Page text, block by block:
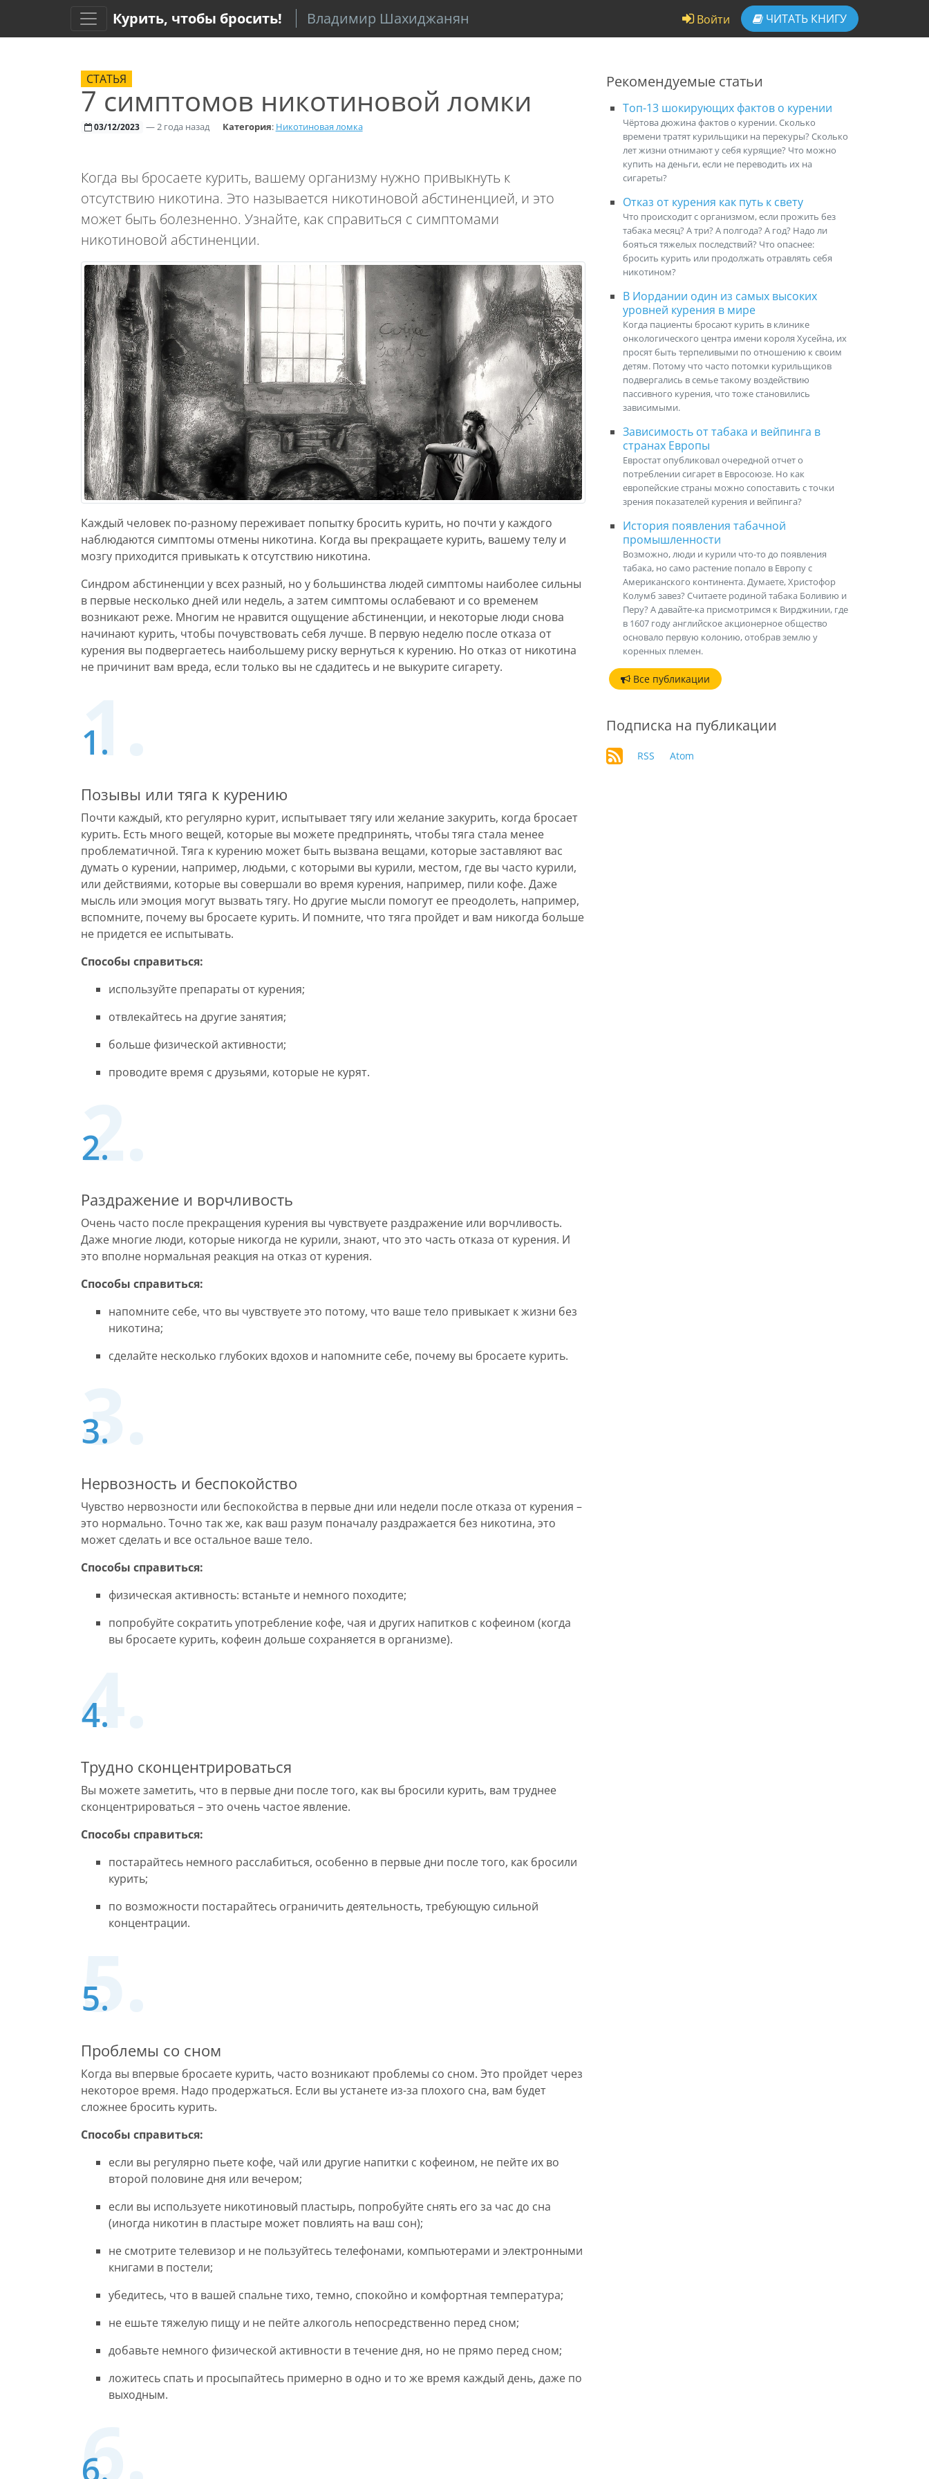
Курить, чтобы бросить! Владимир Шахиджанян Войти ЧИТАТЬ КНИГУ
СТАТЬЯ
7 симптомов никотиновой ломки
03/12/2023 —2 года назад Категория: Никотиновая ломка
Когда вы бросаете курить, вашему организму нужно привыкнуть к
отсутствию никотина. Это называется никотиновой абстиненцией, и это
может быть болезненно. Узнайте, как справиться с симптомами
никотиновой абстиненции.
Каждый человек по-разному переживает попытку бросить курить, но почти у каждого
наблюдаются симптомы отмены никотина. Когда вы прекращаете курить, вашему телу и
мозгу приходится привыкать к отсутствию никотина.
Синдром абстиненции у всех разный, но у большинства людей симптомы наиболее сильны
в первые несколько дней или недель, а затем симптомы ослабевают и со временем
возникают реже. Многим не нравится ощущение абстиненции, и некоторые люди снова
начинают курить, чтобы почувствовать себя лучше. В первую неделю после отказа от
курения вы подвергаетесь наибольшему риску вернуться к курению. Но отказ от никотина
не причинит вам вреда, если только вы не сдадитесь и не выкурите сигарету.
Позывы или тяга к курению
Почти каждый, кто регулярно курит, испытывает тягу или желание закурить, когда бросает
курить. Есть много вещей, которые вы можете предпринять, чтобы тяга стала менее
проблематичной. Тяга к курению может быть вызвана вещами, которые заставляют вас
думать о курении, например, людьми, с которыми вы курили, местом, где вы часто курили,
или действиями, которые вы совершали во время курения, например, пили кофе. Даже
мысль или эмоция могут вызвать тягу. Но другие мысли помогут ее преодолеть, например,
вспомните, почему вы бросаете курить. И помните, что тяга пройдет и вам никогда больше
не придется ее испытывать.
Способы справиться:
используйте препараты от курения;
отвлекайтесь на другие занятия;
больше физической активности;
проводите время с друзьями, которые не курят.
Раздражение и ворчливость
Очень часто после прекращения курения вы чувствуете раздражение или ворчливость.
Даже многие люди, которые никогда не курили, знают, что это часть отказа от курения. И
это вполне нормальная реакция на отказ от курения.
Способы справиться:
напомните себе, что вы чувствуете это потому, что ваше тело привыкает к жизни без
никотина;
сделайте несколько глубоких вдохов и напомните себе, почему вы бросаете курить.
Нервозность и беспокойство
Чувство нервозности или беспокойства в первые дни или недели после отказа от курения –
это нормально. Точно так же, как ваш разум поначалу раздражается без никотина, это
может сделать и все остальное ваше тело.
Способы справиться:
физическая активность: встаньте и немного походите;
попробуйте сократить употребление кофе, чая и других напитков с кофеином (когда
вы бросаете курить, кофеин дольше сохраняется в организме).
Трудно сконцентрироваться
Вы можете заметить, что в первые дни после того, как вы бросили курить, вам труднее
сконцентрироваться – это очень частое явление.
Способы справиться:
постарайтесь немного расслабиться, особенно в первые дни после того, как бросили
курить;
по возможности постарайтесь ограничить деятельность, требующую сильной
концентрации.
Проблемы со сном
Когда вы впервые бросаете курить, часто возникают проблемы со сном. Это пройдет через
некоторое время. Надо продержаться. Если вы устанете из-за плохого сна, вам будет
сложнее бросить курить.
Способы справиться:
если вы регулярно пьете кофе, чай или другие напитки с кофеином, не пейте их во
второй половине дня или вечером;
если вы используете никотиновый пластырь, попробуйте снять его за час до сна
(иногда никотин в пластыре может повлиять на ваш сон);
не смотрите телевизор и не пользуйтесь телефонами, компьютерами и электронными
книгами в постели;
убедитесь, что в вашей спальне тихо, темно, спокойно и комфортная температура;
не ешьте тяжелую пищу и не пейте алкоголь непосредственно перед сном;
добавьте немного физической активности в течение дня, но не прямо перед сном;
ложитесь спать и просыпайтесь примерно в одно и то же время каждый день, даже по
выходным.
Рекомендуемые статьи
Топ-13 шокирующих фактов о курении
Чёртова дюжина фактов о курении. Сколько
времени тратят курильщики на перекуры? Сколько
лет жизни отнимают у себя курящие? Что можно
купить на деньги, если не переводить их на
сигареты?
Отказ от курения как путь к свету
Что происходит с организмом, если прожить без
табака месяц? А три? А полгода? А год? Надо ли
бояться тяжелых последствий? Что опаснее:
бросить курить или продолжать отравлять себя
никотином?
В Иордании один из самых высоких
уровней курения в мире
Когда пациенты бросают курить в клинике
онкологического центра имени короля Хусейна, их
просят быть терпеливыми по отношению к своим
детям. Потому что часто потомки курильщиков
подвергались в семье такому воздействию
пассивного курения, что тоже становились
зависимыми.
Зависимость от табака и вейпинга в
странах Европы
Евростат опубликовал очередной отчет о
потреблении сигарет в Евросоюзе. Но как
европейские страны можно сопоставить с точки
зрения показателей курения и вейпинга?
История появления табачной
промышленности
Возможно, люди и курили что-то до появления
табака, но само растение попало в Европу с
Американского континента. Думаете, Христофор
Колумб завез? Считаете родиной табака Боливию и
Перу? А давайте-ка присмотримся к Вирджинии, где
в 1607 году английское акционерное общество
основало первую колонию, отобрав землю у
коренных племен.
Все публикации
Подписка на публикации
RSS Atom